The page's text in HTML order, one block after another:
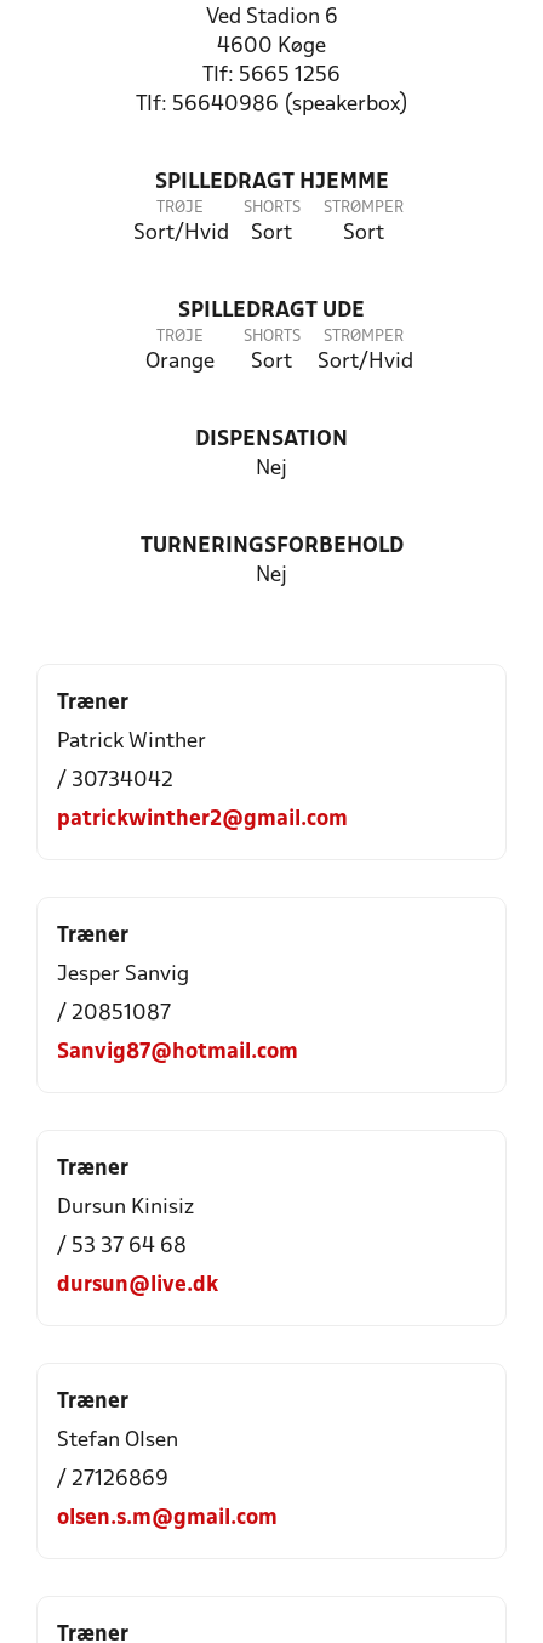
Ved Stadion 6
4600 Køge
Tlf: 5665 1256
Tlf: 56640986 (speakerbox)
SPILLEDRAGT HJEMME
TRØJE
Sort/Hvid
SHORTS
Sort
STRØMPER
Sort
SPILLEDRAGT UDE
TRØJE
Orange
SHORTS
Sort
STRØMPER
Sort/Hvid
DISPENSATION
Nej
TURNERINGSFORBEHOLD
Nej
Træner
Patrick Winther
/ 30734042
patrickwinther2@gmail.com
Træner
Jesper Sanvig
/ 20851087
Sanvig87@hotmail.com
Træner
Dursun Kinisiz
/ 53 37 64 68
dursun@live.dk
Træner
Stefan Olsen
/ 27126869
olsen.s.m@gmail.com
Træner